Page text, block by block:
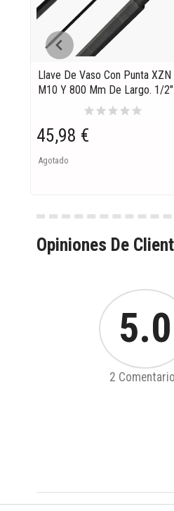
Llave De Vaso Con Punta XZN
M10 Y 800 Mm De Largo. 1/2"
starstarstarstarstar
45,98 €
Agotado
Opiniones De
5.0
2